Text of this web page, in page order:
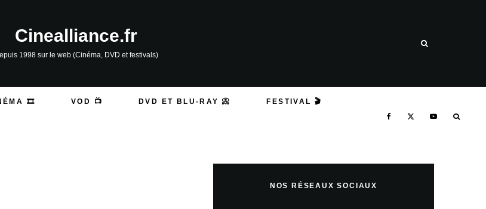
Cinealliance.fr
1998 sur le web (Cinéma, DVD et festivals)
🎞️ VOD 📺 DVD ET BLU-RAY 📀 FESTIVAL 🎬
NOS RÉSEAUX SOCIAUX